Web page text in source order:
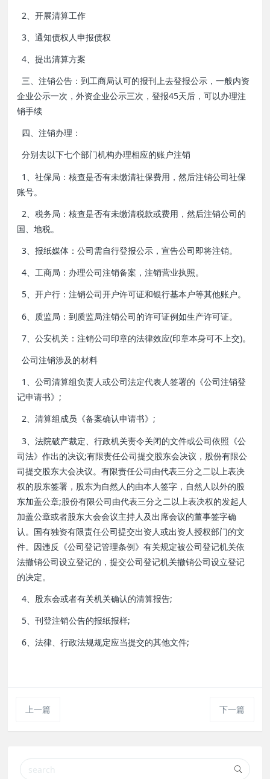
2、开展清算工作
3、通知债权人申报债权
4、提出清算方案
三、注销公告：到工商局认可的报刊上去登报公示，一般内资
企业公示一次，外资企业公示三次，登报45天后，可以办理注
销手续
四、注销办理：
分别去以下七个部门机构办理相应的账户注销
1、社保局：核查是否有未缴清社保费用，然后注销公司社保
账号。
2、税务局：核查是否有未缴清税款或费用，然后注销公司的
国、地税。
3、报纸媒体：公司需自行登报公示，宣告公司即将注销。
4、工商局：办理公司注销备案，注销营业执照。
5、开户行：注销公司开户许可证和银行基本户等其他账户。
6、质监局：到质监局注销公司的许可证例如生产许可证。
7、公安机关：注销公司印章的法律效应(印章本身可不上交)。
公司注销涉及的材料
1、公司清算组负责人或公司法定代表人签署的《公司注销登
记申请书》;
2、清算组成员《备案确认申请书》;
3、法院破产裁定、行政机关责令关闭的文件或公司依照《公
司法》作出的决议;有限责任公司提交股东会决议，股份有限公
司提交股东大会决议。有限责任公司由代表三分之二以上表决
权的股东签署，股东为自然人的由本人签字，自然人以外的股
东加盖公章;股份有限公司由代表三分之二以上表决权的发起人
加盖公章或者股东大会会议主持人及出席会议的董事签字确
认。国有独资有限责任公司提交出资人或出资人授权部门的文
件。因违反《公司登记管理条例》有关规定被公司登记机关依
法撤销公司设立登记的，提交公司登记机关撤销公司设立登记
的决定。
4、股东会或者有关机关确认的清算报告;
5、刊登注销公告的报纸报样;
6、法律、行政法规规定应当提交的其他文件;
上一篇 下一篇